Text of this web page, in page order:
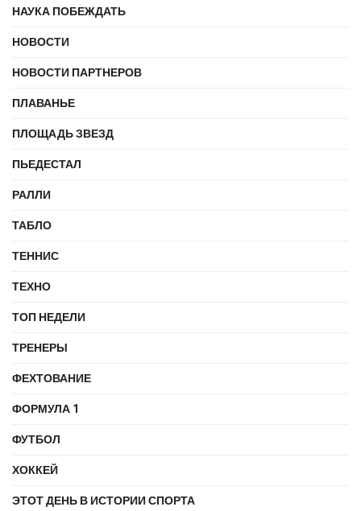
НАУКА ПОБЕЖДАТЬ
НОВОСТИ
НОВОСТИ ПАРТНЕРОВ
ПЛАВАНЬЕ
ПЛОЩАДЬ ЗВЕЗД
ПЬЕДЕСТАЛ
РАЛЛИ
ТАБЛО
ТЕННИС
ТЕХНО
ТОП НЕДЕЛИ
ТРЕНЕРЫ
ФЕХТОВАНИЕ
ФОРМУЛА 1
ФУТБОЛ
ХОККЕЙ
ЭТОТ ДЕНЬ В ИСТОРИИ СПОРТА